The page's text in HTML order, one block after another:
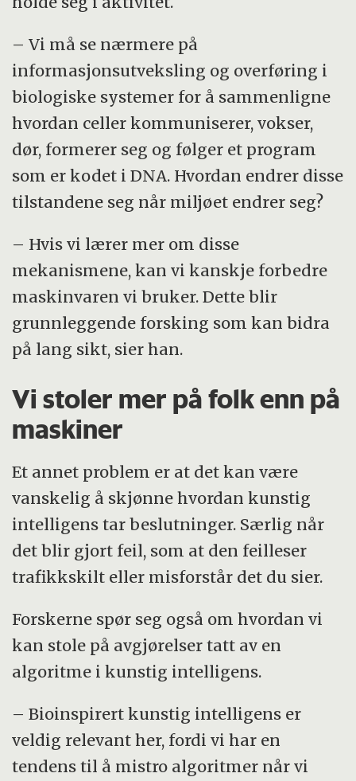
– Vi må se nærmere på
informasjonsutveksling og overføring i
biologiske systemer for å sammenligne
hvordan celler kommuniserer, vokser,
dør, formerer seg og følger et program
som er kodet i DNA. Hvordan endrer disse
tilstandene seg når miljøet endrer seg?
– Hvis vi lærer mer om disse
mekanismene, kan vi kanskje forbedre
maskinvaren vi bruker. Dette blir
grunnleggende forsking som kan bidra
på lang sikt, sier han.
Vi stoler mer på folk enn på
maskiner
Et annet problem er at det kan være
vanskelig å skjønne hvordan kunstig
intelligens tar beslutninger. Særlig når
det blir gjort feil, som at den feilleser
trafikkskilt eller misforstår det du sier.
Forskerne spør seg også om hvordan vi
kan stole på avgjørelser tatt av en
algoritme i kunstig intelligens.
– Bioinspirert kunstig intelligens er
veldig relevant her, fordi vi har en
tendens til å mistro algoritmer når vi